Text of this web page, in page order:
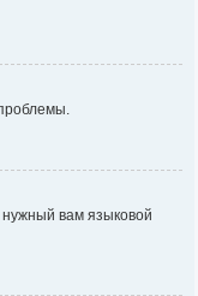
вам языковой